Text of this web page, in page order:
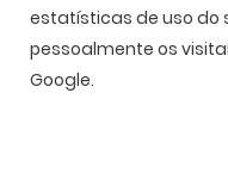
estatísticas de uso do
pessoalmente os
Google.